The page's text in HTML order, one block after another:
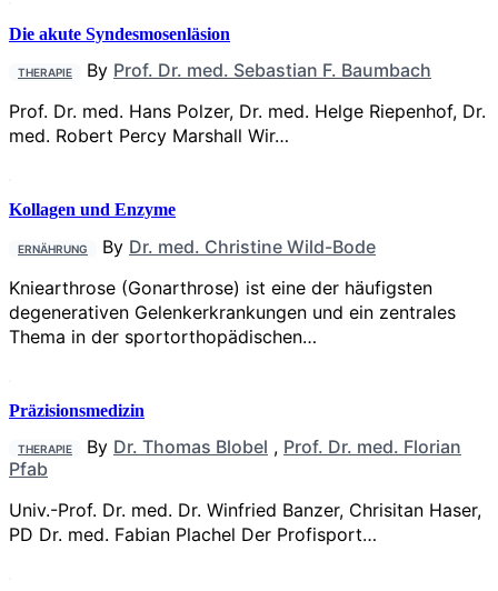
Die akute Syndesmosenläsion
THERAPIE By Prof. Dr. med. Sebastian F. Baumbach
Prof. Dr. med. Hans Polzer, Dr. med. Helge Riepenhof, Dr.
med. Robert Percy Marshall Wir…
Kollagen und Enzyme
ERNÄHRUNG By Dr. med. Christine Wild-Bode
Kniearthrose (Gonarthrose) ist eine der häufigsten
degenerativen Gelenkerkrankungen und ein zentrales
Thema in der sportorthopädischen…
Präzisionsmedizin
THERAPIE By Dr. Thomas Blobel , Prof. Dr. med. Florian
Pfab
Univ.-Prof. Dr. med. Dr. Winfried Banzer, Chrisitan Haser,
PD Dr. med. Fabian Plachel Der Profisport…